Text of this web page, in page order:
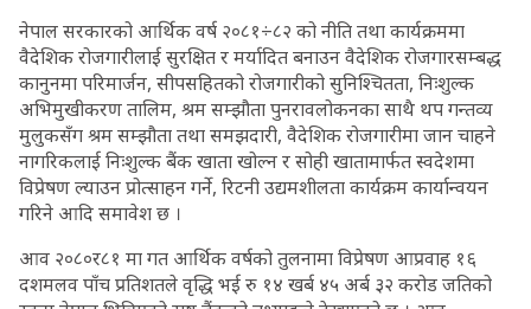
नेपाल सरकारको आर्थिक वर्ष २०८१÷८२ को नीति तथा कार्यक्रममा
वैदेशिक रोजगारीलाई सुरक्षित र मर्यादित बनाउन वैदेशिक रोजगारसम्बद्ध
कानुनमा परिमार्जन, सीपसहितको रोजगारीको सुनिश्चितता, निःशुल्क
अभिमुखीकरण तालिम, श्रम सम्झौता पुनरावलोकनका साथै थप गन्तव्य
मुलुकसँग श्रम सम्झौता तथा समझदारी, वैदेशिक रोजगारीमा जान चाहने
नागरिकलाई निःशुल्क बैंक खाता खोल्न र सोही खातामार्फत स्वदेशमा
विप्रेषण ल्याउन प्रोत्साहन गर्ने, रिटनी उद्यमशीलता कार्यक्रम कार्यान्वयन
गरिने आदि समावेश छ ।
आव २०८०र८१ मा गत आर्थिक वर्षको तुलनामा विप्रेषण आप्रवाह १६
दशमलव पाँच प्रतिशतले वृद्धि भई रु १४ खर्ब ४५ अर्ब ३२ करोड जतिको